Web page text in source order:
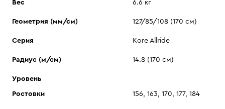
Вес 6.6 кг
Геометрия (мм/см) 127/85/108 (170 см)
Серия Kore Allride
Радиус (м/см) 14.8 (170 см)
Уровень
Ростовки 156, 163, 170, 177, 184